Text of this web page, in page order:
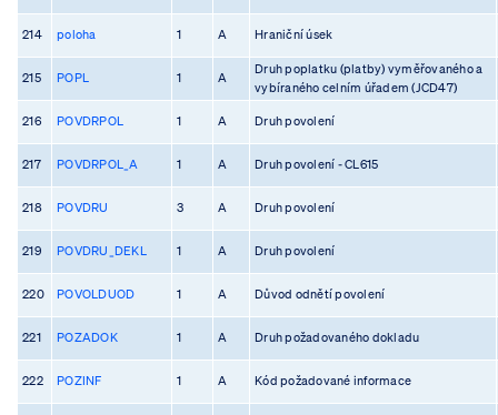
214 poloha 1 A Hraniční úsek
215 POPL 1 A
Druh poplatku (platby) vyměřovaného a
vybíraného celním úřadem (JCD47)
216 POVDRPOL 1 A Druh povolení
217 POVDRPOL_A 1 A Druh povolení - CL615
218 POVDRU 3 A Druh povolení
219 POVDRU_DEKL 1 A Druh povolení
220 POVOLDUOD 1 A Důvod odnětí povolení
221 POZADOK 1 A Druh požadovaného dokladu
222 POZINF 1 A Kód požadované informace